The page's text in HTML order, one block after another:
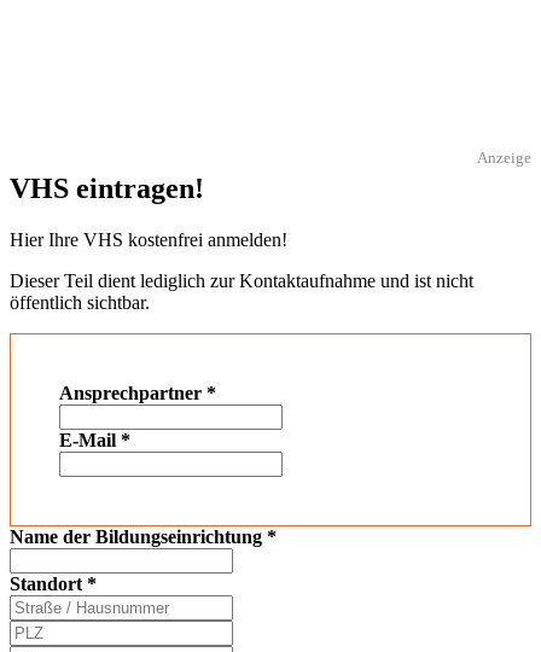
Anzeige
VHS eintragen!
Hier Ihre VHS kostenfrei anmelden!
Dieser Teil dient lediglich zur Kontaktaufnahme und ist nicht
öffentlich sichtbar.
Ansprechpartner *
E-Mail *
Name der Bildungseinrichtung *
Standort *